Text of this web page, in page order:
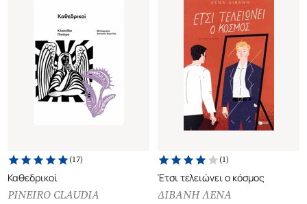
(17)
Καθεδρικοί
PINEIRO CLAUDIA
(1)
Έτσι τελειώνει ο κόσμος
ΔΙΒΑΝΗ ΛΕΝΑ